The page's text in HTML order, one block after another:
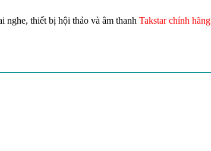
nghe, thiết bị hội thảo và âm thanh Takstar chính hãng